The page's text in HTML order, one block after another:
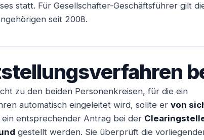
statt. Für Gesellschafter-Geschäftsführer gilt
seit 2008.
zu den beiden Personenkreisen, für die ein
automatisch eingeleitet wird, sollte er von
ein entsprechender Antrag bei der
gestellt werden. Sie überprüft die